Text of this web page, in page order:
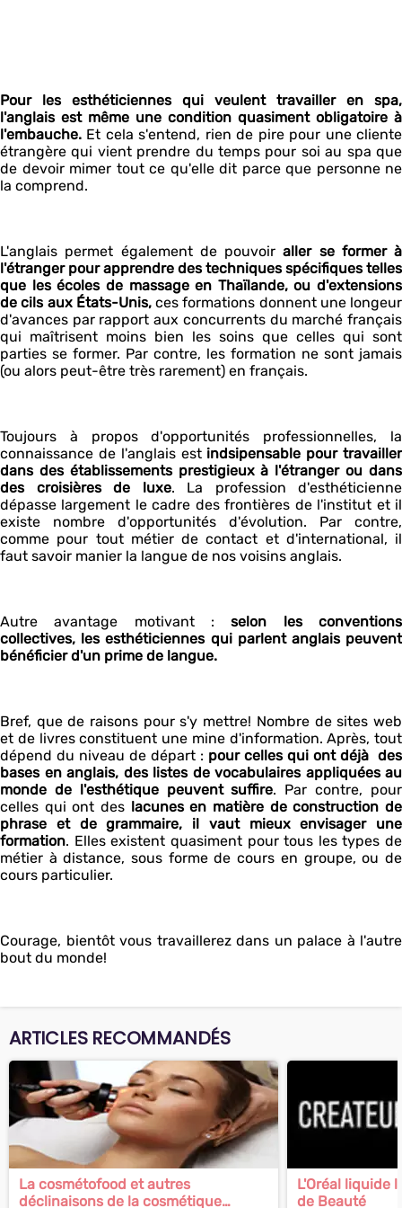
Pour les esthéticiennes qui veulent travailler en spa,
l'anglais est même une condition quasiment obligatoire à
l'embauche. Et cela s'entend, rien de pire pour une cliente
étrangère qui vient prendre du temps pour soi au spa que
de devoir mimer tout ce qu'elle dit parce que personne ne
la comprend.
L'anglais permet également de pouvoiraller se former à
l'étranger pour apprendre des techniques spécifiques telles
que les écoles de massage en Thaïlande, ou d'extensions
de cils aux États-Unis,ces formations donnent une longeur
d'avances par rapport aux concurrents du marché français
qui maîtrisent moins bien les soins que celles qui sont
parties se former. Par contre, les formation ne sont jamais
(ou alors peut-être très rarement) en français.
Toujours à propos d'opportunités professionnelles, la
connaissance de l'anglais est indsipensable pour travailler
dans des établissements prestigieux à l'étranger ou dans
des croisières de luxe. La profession d'esthéticienne
dépasse largement le cadre des frontières de l'institut et il
existe nombre d'opportunités d'évolution. Par contre,
comme pour tout métier de contact et d'international, il
faut savoir manier la langue de nos voisins anglais.
Autre avantage motivant :selon les conventions
collectives, les esthéticiennes qui parlent anglais peuvent
bénéficier d'un prime de langue.
Bref, que de raisons pour s'y mettre! Nombre de sites web
et de livres constituent une mine d'information. Après, tout
dépend du niveau de départ : pour celles qui ont déjà des
bases en anglais, des listes de vocabulaires appliquées au
monde de l'esthétique peuvent suffire. Par contre, pour
celles qui ont des lacunes en matière de construction de
phrase et de grammaire, il vaut mieux envisager une
formation. Elles existent quasiment pour tous les types de
métier à distance, sous forme de cours en groupe, ou de
cours particulier.
Courage, bientôt vous travaillerez dans un palace à l'autre
bout du monde!
ARTICLES RECOMMANDÉS
La cosmétofood et autres
déclinaisons de la cosmétique
L'Oréal liquide
de Beauté